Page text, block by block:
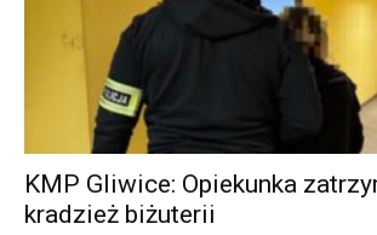
KMP Gliwice: Opiekunka
kradzież biżuterii